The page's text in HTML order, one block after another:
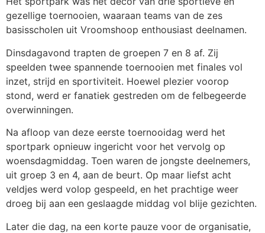
gezellige toernooien, waaraan teams van de zes
basisscholen uit Vroomshoop enthousiast deelnamen.
Dinsdagavond trapten de groepen 7 en 8 af. Zij
speelden twee spannende toernooien met finales vol
inzet, strijd en sportiviteit. Hoewel plezier voorop
stond, werd er fanatiek gestreden om de felbegeerde
overwinningen.
Na afloop van deze eerste toernooidag werd het
sportpark opnieuw ingericht voor het vervolg op
woensdagmiddag. Toen waren de jongste deelnemers,
uit groep 3 en 4, aan de beurt. Op maar liefst acht
veldjes werd volop gespeeld, en het prachtige weer
droeg bij aan een geslaagde middag vol blije gezichten.
Later die dag, na een korte pauze voor de organisatie,